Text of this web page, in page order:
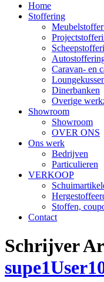
Home
Stoffering
Caravan- en
Dinerbanken
Overige
Showroom
Showroom
OVER ONS
Ons werk
Bedrijven
Particulieren
VERKOOP
Stoffen,
Contact
Schrijver